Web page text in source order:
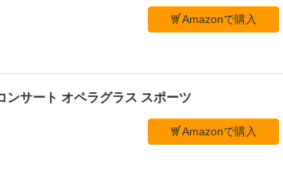
Amazonで購入
ンサート オペラグラス スポーツ
Amazonで購入